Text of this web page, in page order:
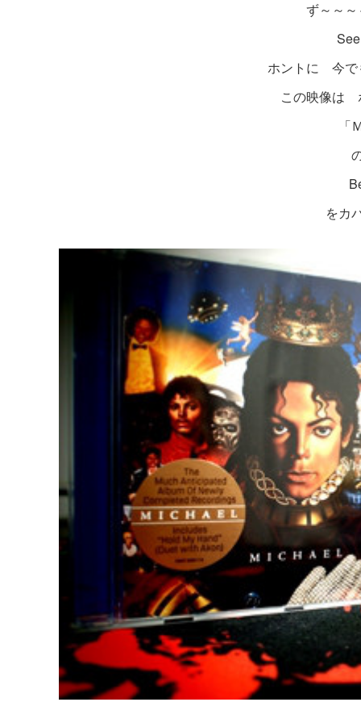
ず～～
ホントに 今で
この映像は
「
をカ